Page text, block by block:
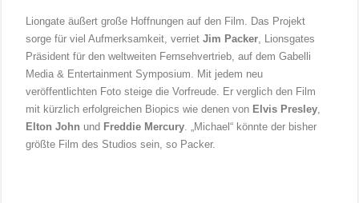
Liongate äußert große Hoffnungen auf den Film. Das Projekt
sorge für viel Aufmerksamkeit, verrietJim Packer, Lionsgates
Präsident für den weltweiten Fernsehvertrieb, auf dem Gabelli
Media & Entertainment Symposium. Mit jedem neu
veröffentlichten Foto steige die Vorfreude. Er verglich den Film
mit kürzlich erfolgreichen Biopics wie denen von Elvis Presley,
Elton John und Freddie Mercury. „Michael“ könnte der bisher
größte Film des Studios sein, so Packer.